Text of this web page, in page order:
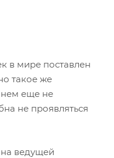
в мире поставлен
такое же
нем еще не
не проявляться
ведущей